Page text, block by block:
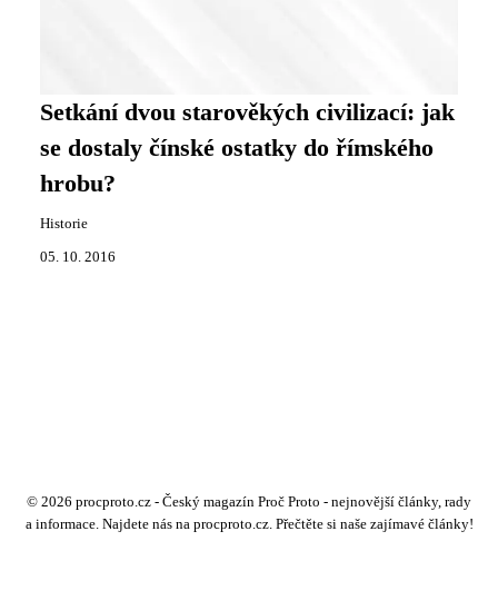
Setkání dvou starověkých civilizací: jak
se dostaly čínské ostatky do římského
hrobu?
Historie
05. 10. 2016
© 2026 procproto.cz - Český magazín Proč Proto - nejnovější články, rady
a informace. Najdete nás na procproto.cz. Přečtěte si naše zajímavé články!